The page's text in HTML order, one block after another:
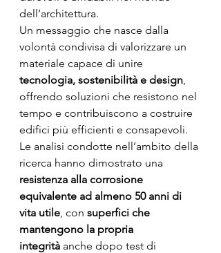
dell’architettura.
Un messaggio che nasce dalla
volontà condivisa di valorizzare un
materiale capace di unire
tecnologia, sostenibilità e design,
offrendo soluzioni che resistono nel
tempo e contribuiscono a costruire
edifici più efficienti e consapevoli.
Le analisi condotte nell’ambito della
ricerca hanno dimostrato una
resistenza alla corrosione
equivalente ad almeno 50 anni di
vita utile, con superfici che
mantengono la propria
integrità anche dopo test di